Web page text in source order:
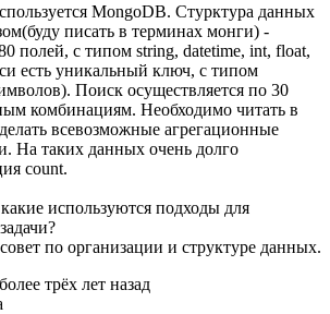
MongoDB. Стурктура данных
писать в терминах монги) -
полей, с типом string, datetime, int, float,
есть уникальный ключ, с типом
Поиск осуществляется по 30
комбинациям. Необходимо читать в
всевозможные агрегационные
На таких данных очень долго
count.
используются подходы для
по организации и структуре данных.
более трёх лет назад